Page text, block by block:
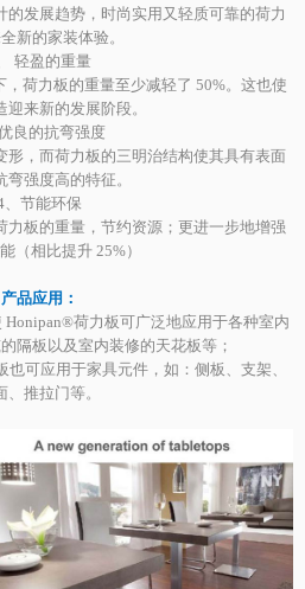
的发展趋势，时尚实用又轻质可靠的荷力
新的家装体验。
轻盈的重量
荷力板的重量至少减轻了 50%。这也使
迎来新的发展阶段。
良的抗弯强度
形，而荷力板的三明治结构使其具有表面
弯强度高的特征。
、节能环保
力板的重量，节约资源；更进一步地增强
（相比提升 25%）
产品应用：
荷力板可广泛地应用于各种室内
隔板以及室内装修的天花板等；
可应用于家具元件，如：侧板、支架、
、推拉门等。